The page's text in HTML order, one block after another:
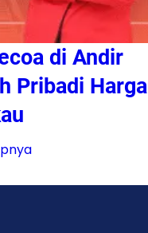
di Andir
Pribadi Harga